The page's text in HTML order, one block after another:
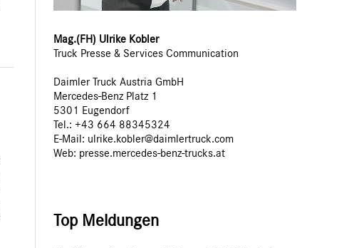
Mag.(FH) Ulrike Kobler
Truck Presse & Services Communication
Daimler Truck Austria GmbH
Mercedes-Benz Platz 1
5301 Eugendorf
Tel.: +43 664 88345324
E-Mail: ulrike.kobler@daimlertruck.com
Web: presse.mercedes-benz-trucks.at
Top Meldungen